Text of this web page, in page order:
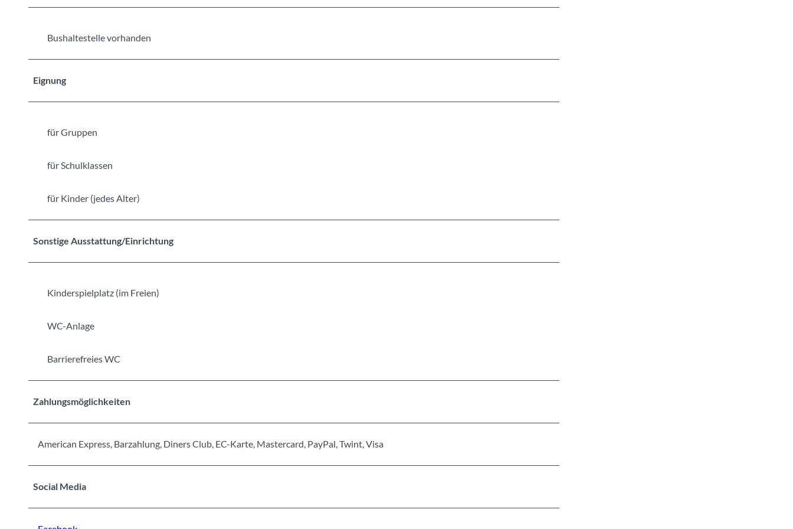
Bushaltestelle vorhanden
Eignung
für Gruppen
für Schulklassen
für Kinder (jedes Alter)
Sonstige Ausstattung/Einrichtung
Kinderspielplatz (im Freien)
WC-Anlage
Barrierefreies WC
Zahlungsmöglichkeiten
American Express, Barzahlung, Diners Club, EC-Karte, Mastercard, PayPal, Twint, Visa
Social Media